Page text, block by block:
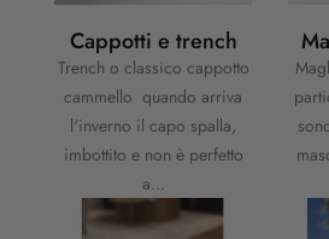
Cappotti e trench
Trench o classico cappotto
cammello quando arriva
l'inverno il capo spalla,
imbottito e non è perfetto
a...